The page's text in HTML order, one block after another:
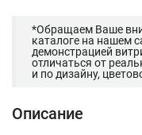
*Обращаем Ваше
каталоге на нашем
демонстрацией
отличаться от
и по дизайну,
Описание